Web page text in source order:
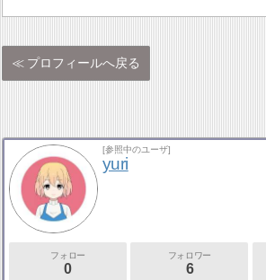
プロフィールへ戻る
[参照中のユーザ]
yuri
フォロー
0
フォロワー
6